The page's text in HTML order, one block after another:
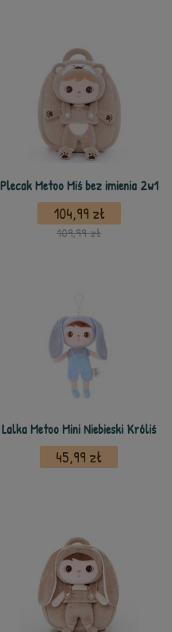
Plecak Metoo Miś bez imienia 2w1
104,99 zł
109,99 zł
Lalka Metoo Mini Niebieski Króliś
45,99 zł